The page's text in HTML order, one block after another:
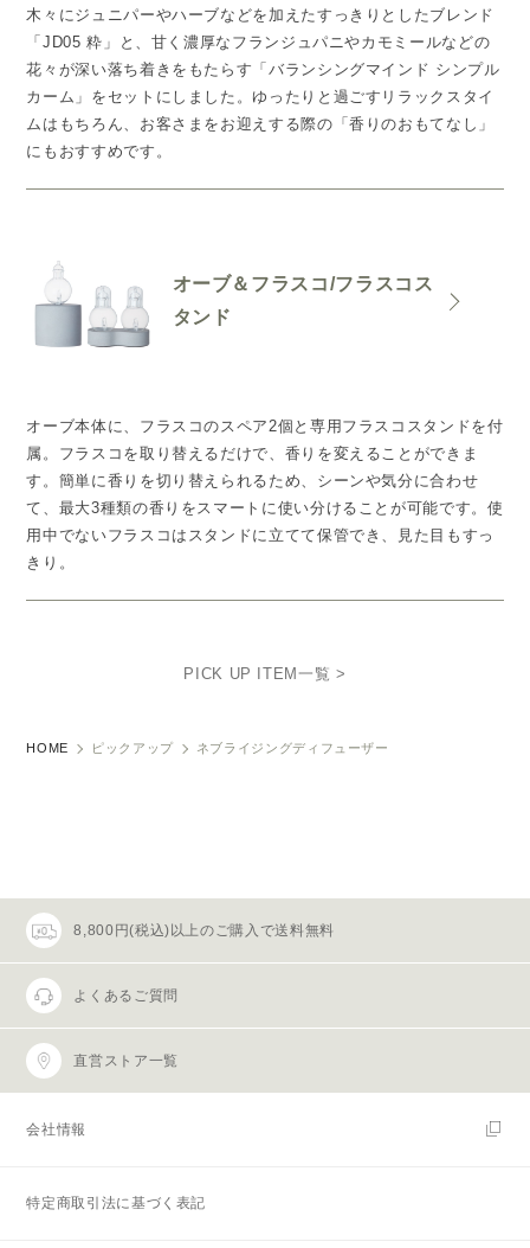
木々にジュニパーやハーブなどを加えたすっきりとしたブレンド
「JD05 粋」と、甘く濃厚なフランジュパニやカモミールなどの
花々が深い落ち着きをもたらす「バランシングマインド シンプル
カーム」をセットにしました。ゆったりと過ごすリラックスタイ
ムはもちろん、お客さまをお迎えする際の「香りのおもてなし」
にもおすすめです。
オーブ＆フラスコ/フラスコス
タンド
オーブ本体に、フラスコのスペア2個と専用フラスコスタンドを付
属。フラスコを取り替えるだけで、香りを変えることができま
す。簡単に香りを切り替えられるため、シーンや気分に合わせ
て、最大3種類の香りをスマートに使い分けることが可能です。使
用中でないフラスコはスタンドに立てて保管でき、見た目もすっ
きり。
PICK UP ITEM一覧 >
HOME ピックアップ ネブライジングディフューザー
8,800円(税込)以上のご購入で送料無料
よくあるご質問
直営ストア一覧
会社情報
特定商取引法に基づく表記